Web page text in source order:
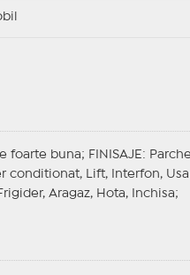
foarte buna; FINISAJE :
conditionat, Lift, Interfon,
Aragaz, Hota, Inchisa;